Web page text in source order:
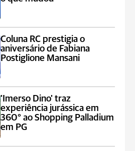
Coluna RC prestigia o
aniversário de Fabiana
Postiglione Mansani
'Imerso Dino' traz
experiência jurássica em
360° ao Shopping Palladium
em PG